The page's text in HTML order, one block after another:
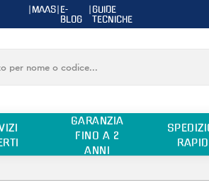
|MAAS|E-
BLOG
|GUIDE
TECNICHE
GARANZIA
FINO A 2
ANNI